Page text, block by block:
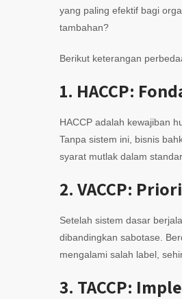
yang paling efektif bagi
tambahan?
Berikut keterangan
1. HACCP:
HACCP adalah kewajiban
Tanpa sistem ini, bisnis
syarat mutlak dalam
2. VACCP:
Setelah sistem dasar
dibandingkan sabotase.
mengalami salah label,
3. TACCP: